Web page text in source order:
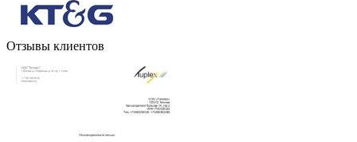
Отзывы клиентов